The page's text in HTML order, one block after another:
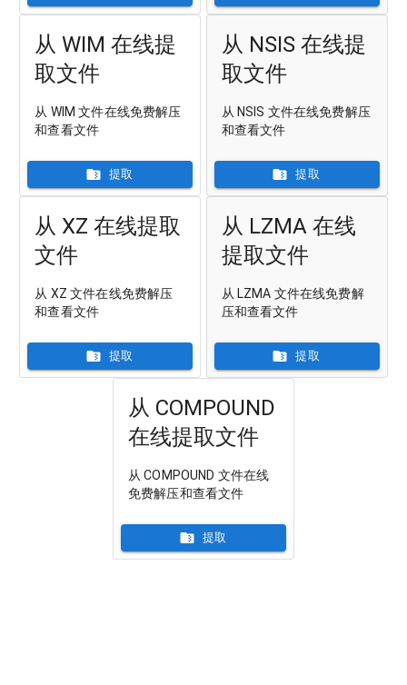
从 WIM 在线提
取文件
从 WIM 文件在线免费解压
和查看文件
提取
从 NSIS 在线提
取文件
从 NSIS 文件在线免费解压
和查看文件
提取
从 XZ 在线提取
文件
从 XZ 文件在线免费解压
和查看文件
提取
从 LZMA 在线
提取文件
从 LZMA 文件在线免费解
压和查看文件
提取
从 COMPOUND
在线提取文件
从 COMPOUND 文件在线
免费解压和查看文件
提取